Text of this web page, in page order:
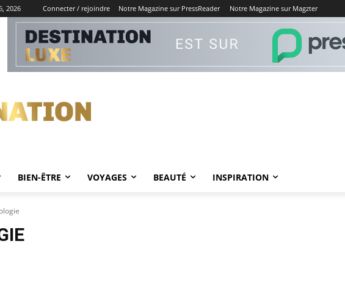
2026 Connecter / rejoindre Notre Magazine sur PressReader Notre Magazine sur Magzter
BIEN-ÊTRE VOYAGES BEAUTÉ INSPIRATION